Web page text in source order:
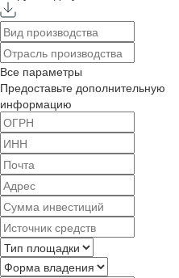
Все параметры
Предоставьте дополнительную
информацию